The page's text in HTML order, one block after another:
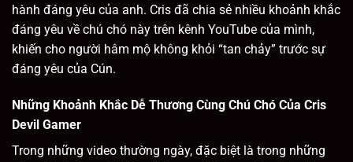
hành đáng yêu của anh. Cris đã chia sẻ nhiều khoảnh khắc
đáng yêu về chú chó này trên kênh YouTube của mình,
khiến cho người hâm mộ không khỏi “tan chảy” trước sự
đáng yêu của Cún.
Những Khoảnh Khắc Dễ Thương Cùng Chú Chó Của Cris
Devil Gamer
Trong những video thường ngày, đặc biệt là trong những